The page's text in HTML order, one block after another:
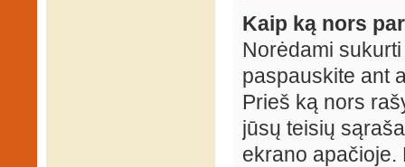
Kaip ką nors
Norėdami
paspauskite ant
Prieš ką nors
jūsų teisių
ekrano apačioje.